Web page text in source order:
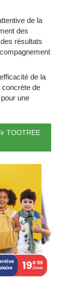
de la
des
résultats
de la
de
une
TOOTREE